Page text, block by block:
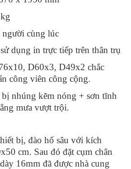
người cùng lúc
dụng in trực tiếp trên thân trụ
D60x3, D49x2 chắc
công viên công cộng.
nhúng kẽm nóng + sơn tĩnh
mưa vượt trội.
bị, đào hố sâu với kích
cm. Sau đó đặt cụm chân
16mm đã được nhà cung